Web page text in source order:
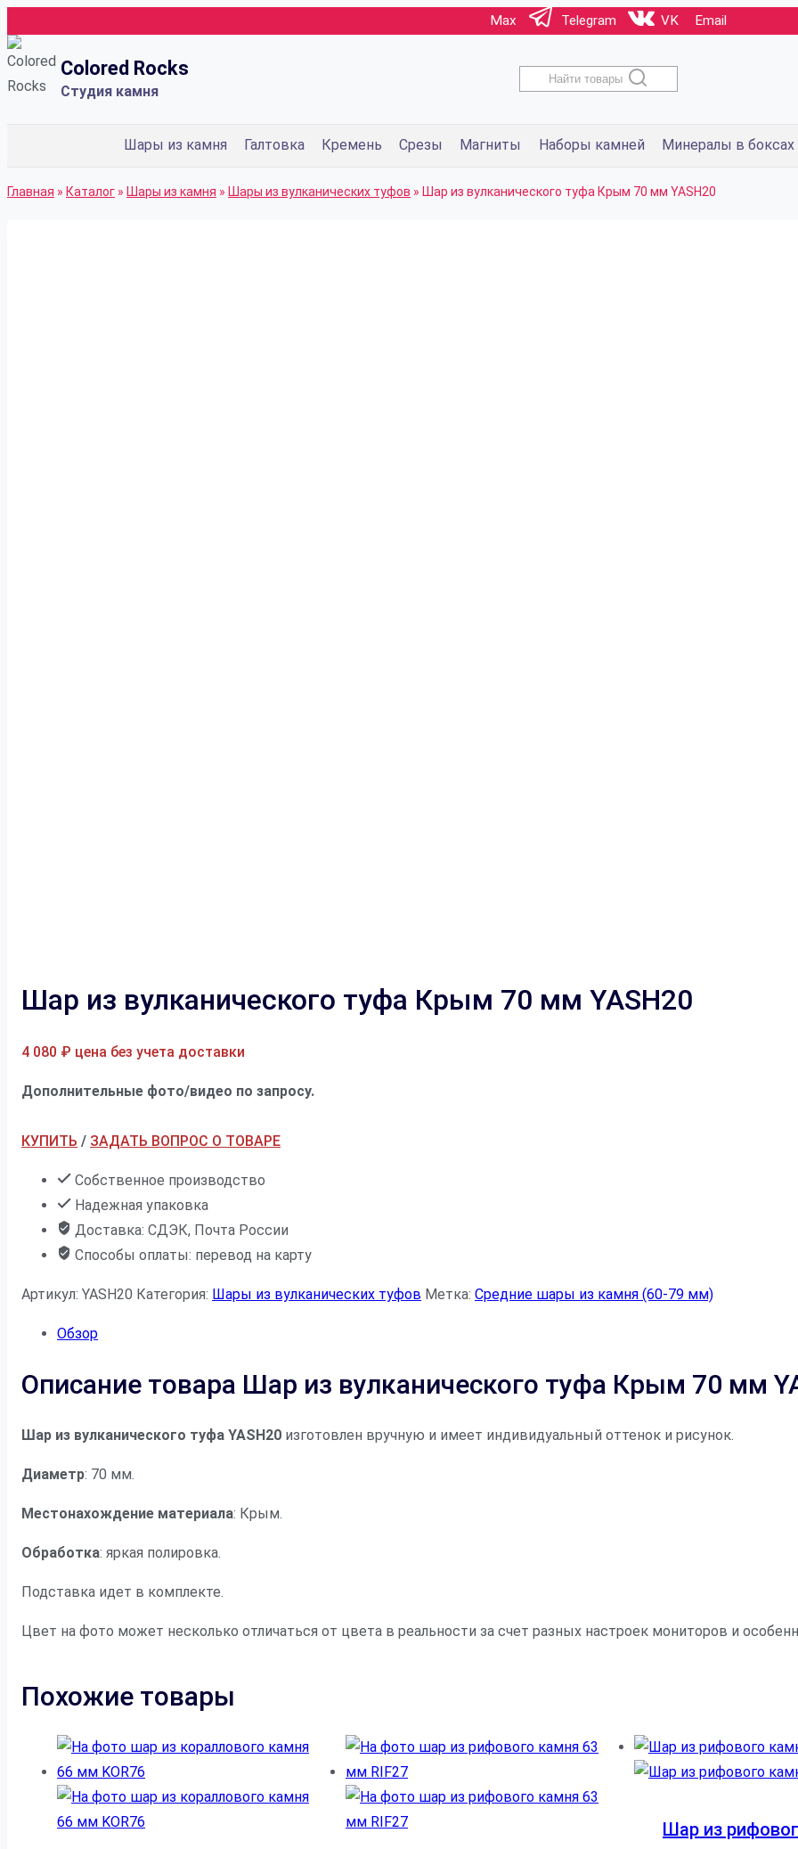
к
содержимому
Max Telegram VK Email
Colored Rocks
Студия камня
Найти товары
Шары из камня Галтовка Кремень Срезы Магниты Наборы камней Минералы в боксах
Главная » Каталог » Шары из камня » Шары из вулканических туфов » Шар из вулканического туфа Крым 70 мм YASH20
Шар из вулканического туфа Крым 70 мм YASH20
4 080 ₽ цена без учета доставки
Дополнительные фото/видео по запросу.
КУПИТЬ / ЗАДАТЬ ВОПРОС О ТОВАРЕ
Собственное производство
Надежная упаковка
Доставка: СДЭК, Почта России
Способы оплаты: перевод на карту
Артикул: YASH20 Категория: Шары из вулканических туфов Метка: Средние шары из камня (60-79 мм)
Обзор
Описание товара Шар из вулканического туфа Крым 70 мм
Шар из вулканического туфа YASH20 изготовлен вручную и имеет индивидуальный оттенок и рисунок.
Диаметр: 70 мм.
Местонахождение материала: Крым.
Обработка: яркая полировка.
Подставка идет в комплекте.
Цвет на фото может несколько отличаться от цвета в реальности за счет разных настроек мониторов и
Похожие товары
Шар из